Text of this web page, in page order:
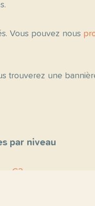
Vous pouvez nous
trouverez une
par niveau
C2